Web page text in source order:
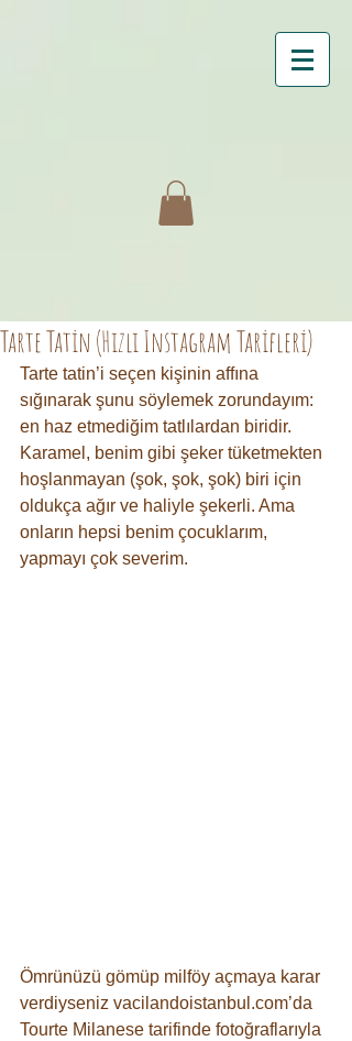
Tarte Tatin (Hızlı Instagram Tarifleri)
Tarte tatin’i seçen kişinin affına
sığınarak şunu söylemek zorundayım:
en haz etmediğim tatlılardan biridir.
Karamel, benim gibi şeker tüketmekten
hoşlanmayan (şok, şok, şok) biri için
oldukça ağır ve haliyle şekerli. Ama
onların hepsi benim çocuklarım,
yapmayı çok severim.
Ömrünüzü gömüp milföy açmaya karar
verdiyseniz vacilandoistanbul.com’da
Tourte Milanese tarifinde fotoğraflarıyla